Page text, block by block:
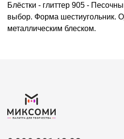
Блёстки - глиттер 905 -
выбор. Форма шестиугольник.
металлическим блеском.